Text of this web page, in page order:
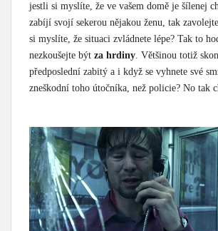
jestli si myslíte, že ve vašem domě je šílenej
zabíjí svojí sekerou nějakou ženu, tak
si myslíte, že situaci zvládnete lépe? Tak to
nezkoušejte být za hrdiny. Většinou totiž
předposlední zabitý a i když se vyhnete své
zneškodní toho útočníka, než policie? No tak